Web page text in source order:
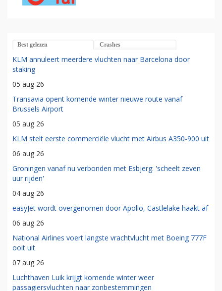
Best gelezen Crashes
KLM annuleert meerdere vluchten naar Barcelona door
staking
05 aug 26
Transavia opent komende winter nieuwe route vanaf
Brussels Airport
05 aug 26
KLM stelt eerste commerciële vlucht met Airbus A350-900 uit
06 aug 26
Groningen vanaf nu verbonden met Esbjerg: 'scheelt zeven
uur rijden'
04 aug 26
easyJet wordt overgenomen door Apollo, Castlelake haakt af
06 aug 26
National Airlines voert langste vrachtvlucht met Boeing 777F
ooit uit
07 aug 26
Luchthaven Luik krijgt komende winter weer
passagiersvluchten naar zonbestemmingen